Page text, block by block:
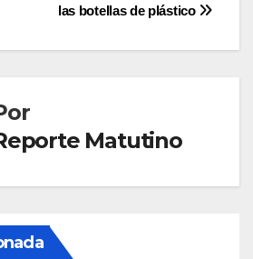
las botellas de plástico
Matutino